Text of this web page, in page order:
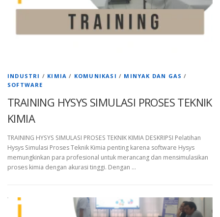
INDUSTRI / KIMIA / KOMUNIKASI / MINYAK DAN GAS /
SOFTWARE
TRAINING HYSYS SIMULASI PROSES TEKNIK
KIMIA
TRAINING HYSYS SIMULASI PROSES TEKNIK KIMIA DESKRIPSI Pelatihan
Hysys Simulasi Proses Teknik Kimia penting karena software Hysys
memungkinkan para profesional untuk merancang dan mensimulasikan
proses kimia dengan akurasi tinggi. Dengan …